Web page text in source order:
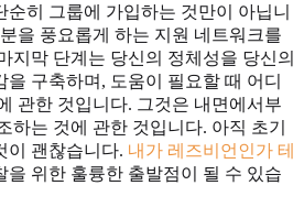
순히 그룹에 가입하는 것만이 아닙니
을 풍요롭게 하는 지원 네트워크를
지막 단계는 당신의 정체성을 당신의
구축하며, 도움이 필요할 때 어디
관한 것입니다. 그것은 내면에서부
하는 것에 관한 것입니다. 아직 초기
이 괜찮습니다. 내가 레즈비언인가 테
을 위한 훌륭한 출발점이 될 수 있습